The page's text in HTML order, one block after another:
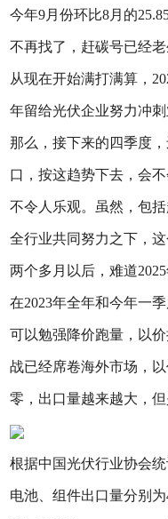
今年9月份环比8月的
不再找了，赶碳号已经
从现在开始满打满算，
年留给光伏企业努力冲
那么，接下来的四季度
口，按这趋势下去，会
不令人乐观。虽然，包
全行业共同努力之下，这
两个多月以后，难道
在2023年全年和今年一
可以勉强降价跑量，以
战已经席卷海外市场，
零，出口量越来越大，
根据中国光伏行业协会
电池、组件出口量分别为